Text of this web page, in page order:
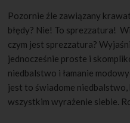
Pozornie źle zawiązany
błędy? Nie! To sprezzatura!
czym jest sprezzatura?
jednocześnie proste i
niedbalstwo i łamanie
jest to świadome
wszystkim wyrażenie siebie.